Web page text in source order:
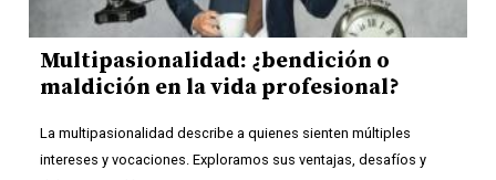
Multipasionalidad: ¿bendición o
maldición en la vida profesional?
La multipasionalidad describe a quienes sienten múltiples
intereses y vocaciones. Exploramos sus ventajas, desafíos y